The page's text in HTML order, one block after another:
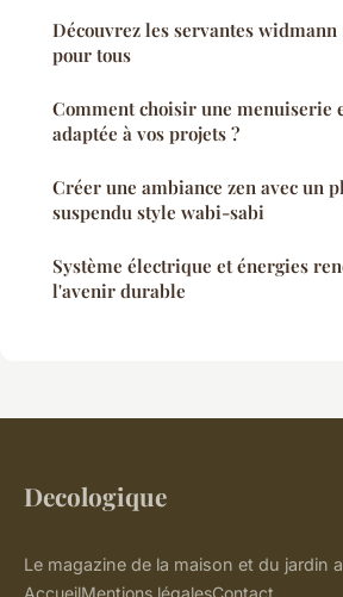
Découvrez les servantes
pour tous
Comment choisir une menuiserie
adaptée à vos projets ?
Créer une ambiance zen avec un
suspendu style wabi-sabi
Système électrique et énergies
l'avenir durable
Decologique
Le magazine de la maison et du jardin
AccueilMentions légalesContact